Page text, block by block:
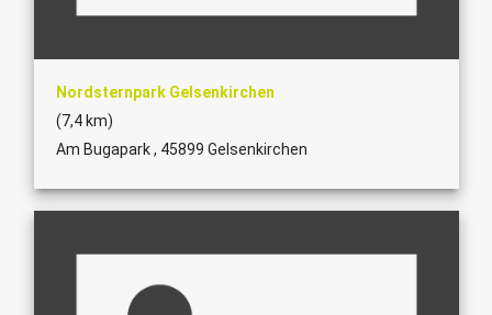
Nordsternpark Gelsenkirchen
(7,4 km)
Am Bugapark , 45899 Gelsenkirchen